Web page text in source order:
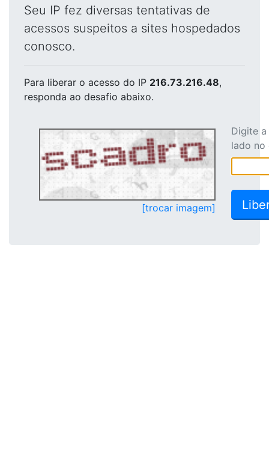
Seu IP fez diversas tentativas de
acessos suspeitos a sites hospedados
conosco.
Para liberar o acesso do IP 216.73.216.48,
responda ao desafio abaixo.
[trocar imagem]
Digite
lado no